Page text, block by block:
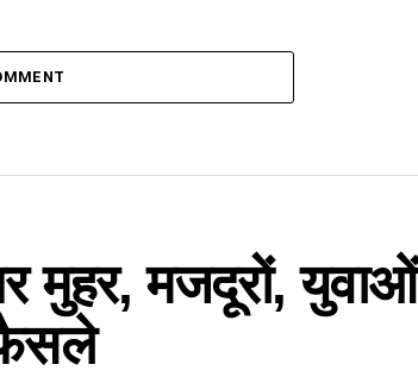
मुहर, मजदूरों, युवाओं